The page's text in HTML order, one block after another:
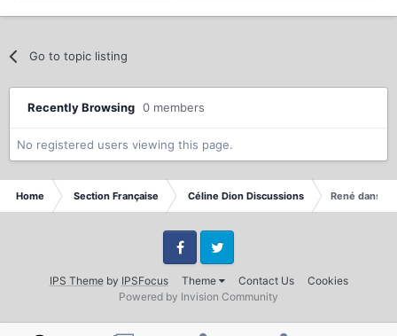
Go to topic listing
Recently Browsing 0 members
No registered users viewing this page.
Home Section Française Céline Dion Discussions René dans
IPS Themeby IPSFocus Theme Contact Us Cookies
FacebookTwitter
Powered by Invision Community